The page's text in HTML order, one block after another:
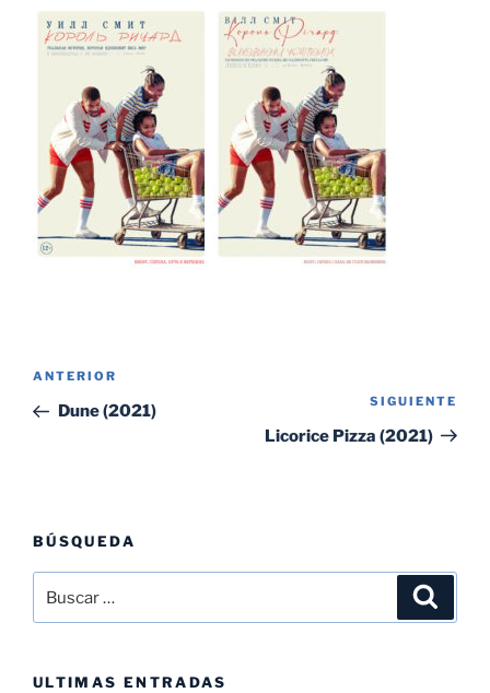
Navegación
entradas
Entrada
anterior:
ANTERIOR
Dune (2021)
SIGUIENTE
Licorice Pizza (2021)
BÚSQUEDA
por:
ULTIMAS ENTRADAS